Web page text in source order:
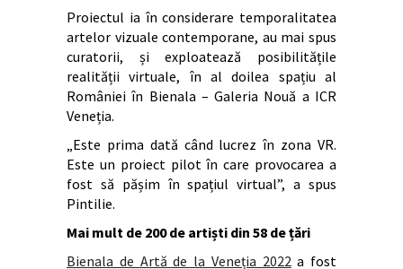
Proiectul ia în considerare temporalitatea
artelor vizuale contemporane, au mai spus
curatorii, și exploatează posibilitățile
realității virtuale, în al doilea spațiu al
României în Bienala – Galeria Nouă a ICR
Veneția.
„Este prima dată când lucrez în zona VR.
Este un proiect pilot în care provocarea a
fost să pășim în spațiul virtual”, a spus
Pintilie.
Mai mult de 200 de artiști din 58 de țări
Bienala de Artă de la Veneția 2022 a fost